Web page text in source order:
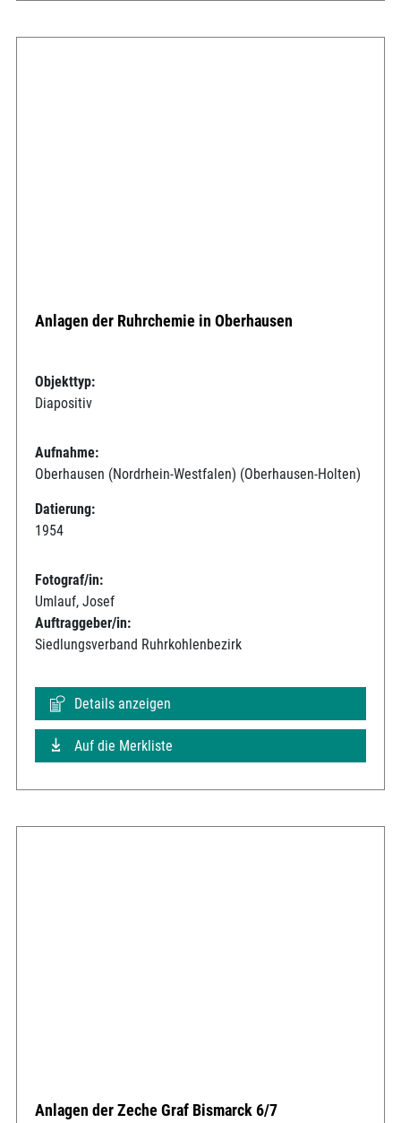
Anlagen der Ruhrchemie in Oberhausen
Objekttyp:
Diapositiv
Aufnahme:
Oberhausen (Nordrhein-Westfalen) (Oberhausen-Holten)
Datierung:
1954
Fotograf/in:
Umlauf, Josef
Auftraggeber/in:
Siedlungsverband Ruhrkohlenbezirk
Details anzeigen
Auf die Merkliste
Anlagen der Zeche Graf Bismarck 6/7